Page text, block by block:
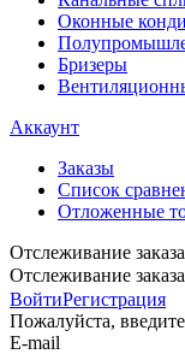
Оконные
Бризеры
Аккаунт
Заказы
Список
Отложенные
Отслеживание заказа
Отслеживание заказа
ВойтиРегистрация
Пожалуйста,
E-mail